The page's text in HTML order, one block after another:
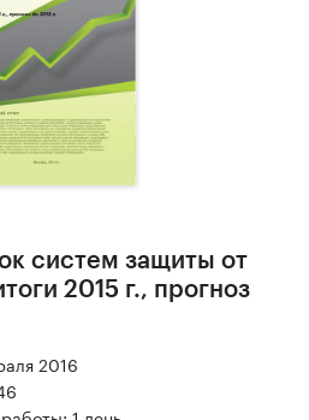
систем защиты от
2015 г., прогноз
2016